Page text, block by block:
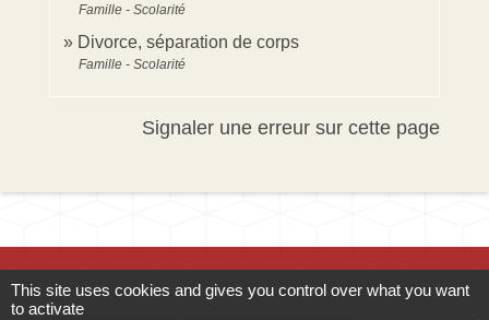
Famille - Scolarité
Divorce, séparation de corps
Famille - Scolarité
Signaler une erreur sur cette page
This site uses cookies and gives you control over what you want
to activate